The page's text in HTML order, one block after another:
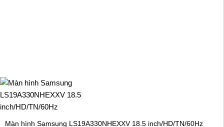
Màn hình Samsung LS19A330NHEXXV 18.5 inch/HD/TN/60Hz